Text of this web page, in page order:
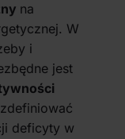
na
W
i
jest
deficyty w